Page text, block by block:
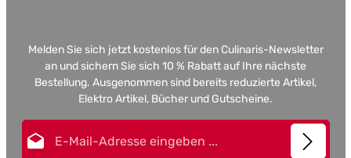
Melden Sie sich jetzt kostenlos für den Culinaris-Newsletter
an und sichern Sie sich 10 % Rabatt auf Ihre nächste
Bestellung. Ausgenommen sind bereits reduzierte Artikel,
Elektro Artikel, Bücher und Gutscheine.